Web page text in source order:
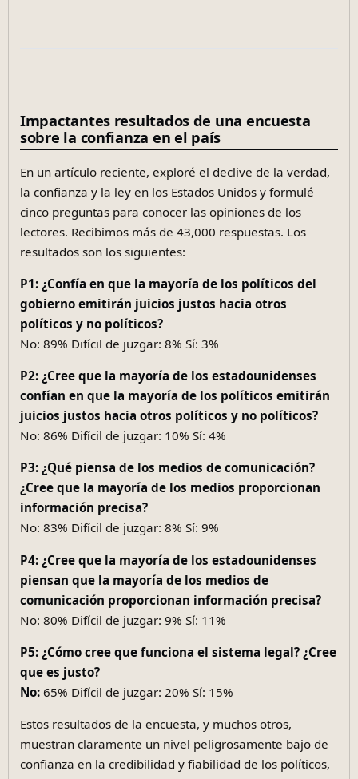
Impactantes resultados de una encuesta
sobre la confianza en el país
En un artículo reciente, exploré el declive de la verdad,
la confianza y la ley en los Estados Unidos y formulé
cinco preguntas para conocer las opiniones de los
lectores. Recibimos más de 43,000 respuestas. Los
resultados son los siguientes:
P1: ¿Confía en que la mayoría de los políticos del
gobierno emitirán juicios justos hacia otros
políticos y no políticos?
No: 89% Difícil de juzgar: 8% Sí: 3%
P2: ¿Cree que la mayoría de los estadounidenses
confían en que la mayoría de los políticos emitirán
juicios justos hacia otros políticos y no políticos?
No: 86% Difícil de juzgar: 10% Sí: 4%
P3: ¿Qué piensa de los medios de comunicación?
¿Cree que la mayoría de los medios proporcionan
información precisa?
No: 83% Difícil de juzgar: 8% Sí: 9%
P4: ¿Cree que la mayoría de los estadounidenses
piensan que la mayoría de los medios de
comunicación proporcionan información precisa?
No: 80% Difícil de juzgar: 9% Sí: 11%
P5: ¿Cómo cree que funciona el sistema legal? ¿Cree
que es justo?
No:65% Difícil de juzgar: 20% Sí: 15%
Estos resultados de la encuesta, y muchos otros,
muestran claramente un nivel peligrosamente bajo de
confianza en la credibilidad y fiabilidad de los políticos,